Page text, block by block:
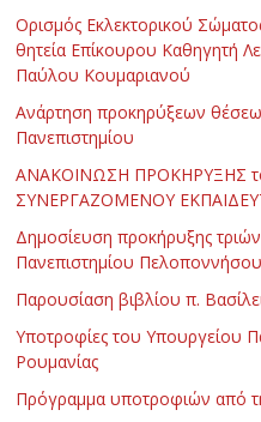
Ορισμός Εκλεκτορικού
θητεία Επίκουρου Καθηγητή
Παύλου Κουμαριανού
Ανάρτηση προκηρύξεων
Πανεπιστημίου
ΑΝΑΚΟΙΝΩΣΗ ΠΡΟΚΗΡΥΞΗΣ
ΣΥΝΕΡΓΑΖΟΜΕΝΟΥ
Δημοσίευση προκήρυξης
Πανεπιστημίου Πελοποννήσου
Παρουσίαση βιβλίου π.
Υποτροφίες του Υπουργείου
Ρουμανίας
Πρόγραμμα υποτροφιών από